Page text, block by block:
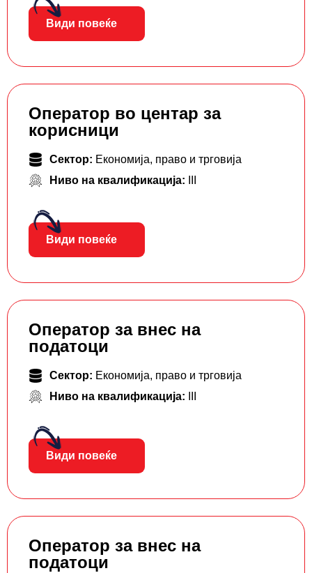
Види повеќе
Оператор во центар за
корисници
Сектор: Економија, право и трговија
Ниво на квалификација:
Види повеќе
Оператор за внес на
податоци
Сектор: Економија, право и трговија
Ниво на квалификација:
Види повеќе
Оператор за внес на
податоци